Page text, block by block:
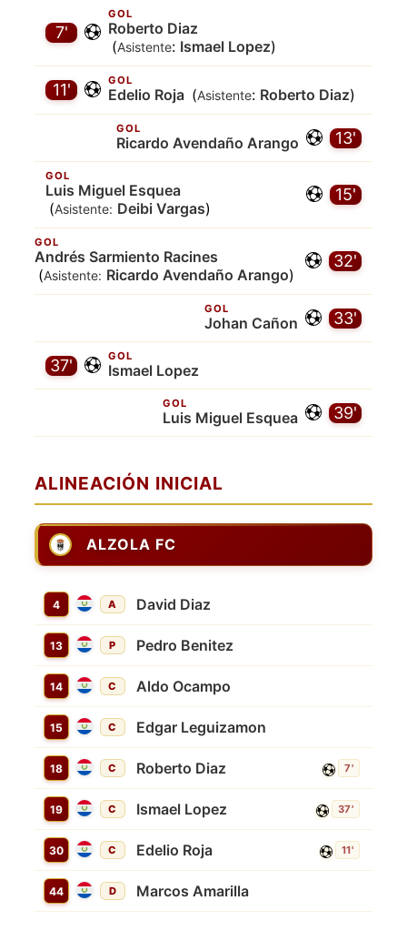
GOL
Roberto Diaz
(Asistente: Ismael Lopez)
7'
GOL
Edelio Roja (Asistente: Roberto Diaz)
11'
13'
GOL
Ricardo Avendaño Arango
15'
GOL
Luis Miguel Esquea
(Asistente: Deibi Vargas)
32'
GOL
Andrés Sarmiento Racines
(Asistente: Ricardo Avendaño Arango)
33'
GOL
Johan Cañon
GOL
Ismael Lopez
37'
39'
GOL
Luis Miguel Esquea
ALINEACIÓN INICIAL
ALZOLA FC
4 A David Diaz
13 P Pedro Benitez
14 C Aldo Ocampo
15 C Edgar Leguizamon
18 C Roberto Diaz 7'
19 C Ismael Lopez 37'
30 C Edelio Roja 11'
44 D Marcos Amarilla